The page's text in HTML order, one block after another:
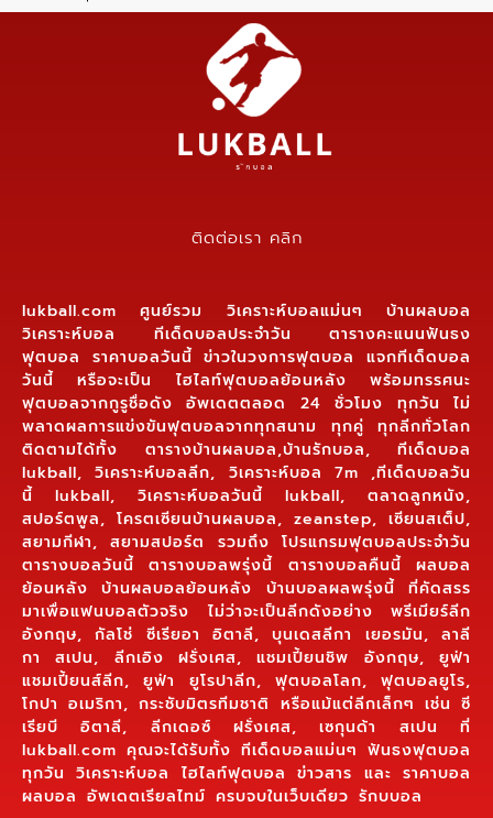
ติดต่อเรา คลิก
lukball.com ศูนย์รวม วิเคราะห์บอลแม่นๆ บ้านผลบอล
วิเคราะห์บอล ทีเด็ดบอลประจำวัน ตารางคะแนนฟันธง
ฟุตบอล ราคาบอลวันนี้ ข่าวในวงการฟุตบอล แจกทีเด็ดบอล
วันนี้ หรือจะเป็น ไฮไลท์ฟุตบอลย้อนหลัง พร้อมทรรศนะ
ฟุตบอลจากกูรูชื่อดัง อัพเดตตลอด 24 ชั่วโมง ทุกวัน ไม่
พลาดผลการแข่งขันฟุตบอลจากทุกสนาม ทุกคู่ ทุกลีกทั่วโลก
ติดตามได้ทั้ง ตารางบ้านผลบอล,บ้านรักบอล, ทีเด็ดบอล
lukball, วิเคราะห์บอลลีก, วิเคราะห์บอล 7m ,ทีเด็ดบอลวัน
นี้ lukball, วิเคราะห์บอลวันนี้ lukball, ตลาดลูกหนัง,
สปอร์ตพูล, โครตเซียนบ้านผลบอล, zeanstep, เซียนสเต็ป,
สยามกีฬา, สยามสปอร์ต รวมถึง โปรแกรมฟุตบอลประจำวัน
ตารางบอลวันนี้ ตารางบอลพรุ่งนี้ ตารางบอลคืนนี้ ผลบอล
ย้อนหลัง บ้านผลบอลย้อนหลัง บ้านบอลผลพรุ่งนี้ ที่คัดสรร
มาเพื่อแฟนบอลตัวจริง ไม่ว่าจะเป็นลีกดังอย่าง พรีเมียร์ลีก
อังกฤษ, กัลโช่ ซีเรียอา อิตาลี, บุนเดสลีกา เยอรมัน, ลาลี
กา สเปน, ลีกเอิง ฝรั่งเศส, แชมเปี้ยนชิพ อังกฤษ, ยูฟ่า
แชมเปี้ยนส์ลีก, ยูฟ่า ยูโรปาลีก, ฟุตบอลโลก, ฟุตบอลยูโร,
โกปา อเมริกา, กระชับมิตรทีมชาติ หรือแม้แต่ลีกเล็กๆ เช่น ซี
เรียบี อิตาลี, ลีกเดอซ์ ฝรั่งเศส, เซกุนด้า สเปน ที่
lukball.com คุณจะได้รับทั้ง ทีเด็ดบอลแม่นๆ ฟันธงฟุตบอล
ทุกวัน วิเคราะห์บอล ไฮไลท์ฟุตบอล ข่าวสาร และ ราคาบอล
ผลบอล อัพเดตเรียลไทม์ ครบจบในเว็บเดียว รักบบอล